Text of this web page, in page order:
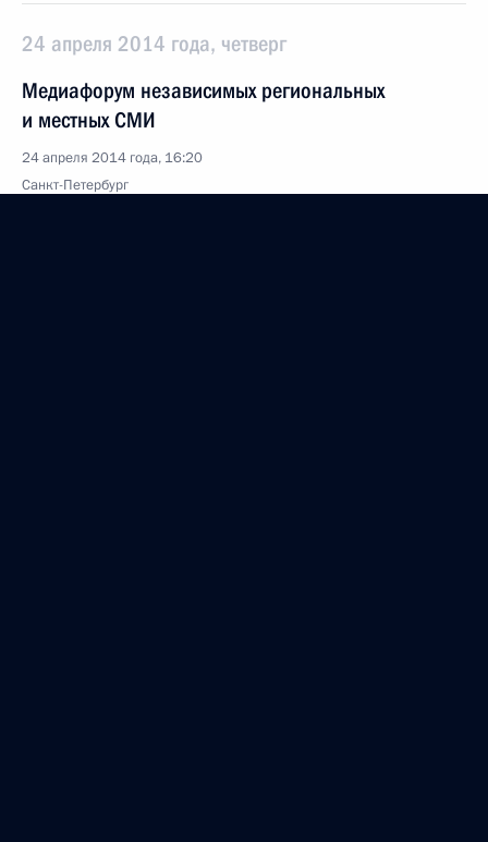
24 апреля 2014 года, четверг
Медиафорум независимых региональных
и местных СМИ
24 апреля 2014 года, 16:20
Санкт-Петербург